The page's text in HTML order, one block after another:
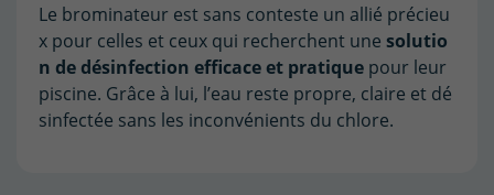
Le brominateur est sans conteste un allié précieu
x pour celles et ceux qui recherchent une solutio
n dedésinfection efficaceet pratique pour leur
piscine. Grâce à lui, l’eau reste propre, claire et dé
sinfectée sans les inconvénients du chlore.